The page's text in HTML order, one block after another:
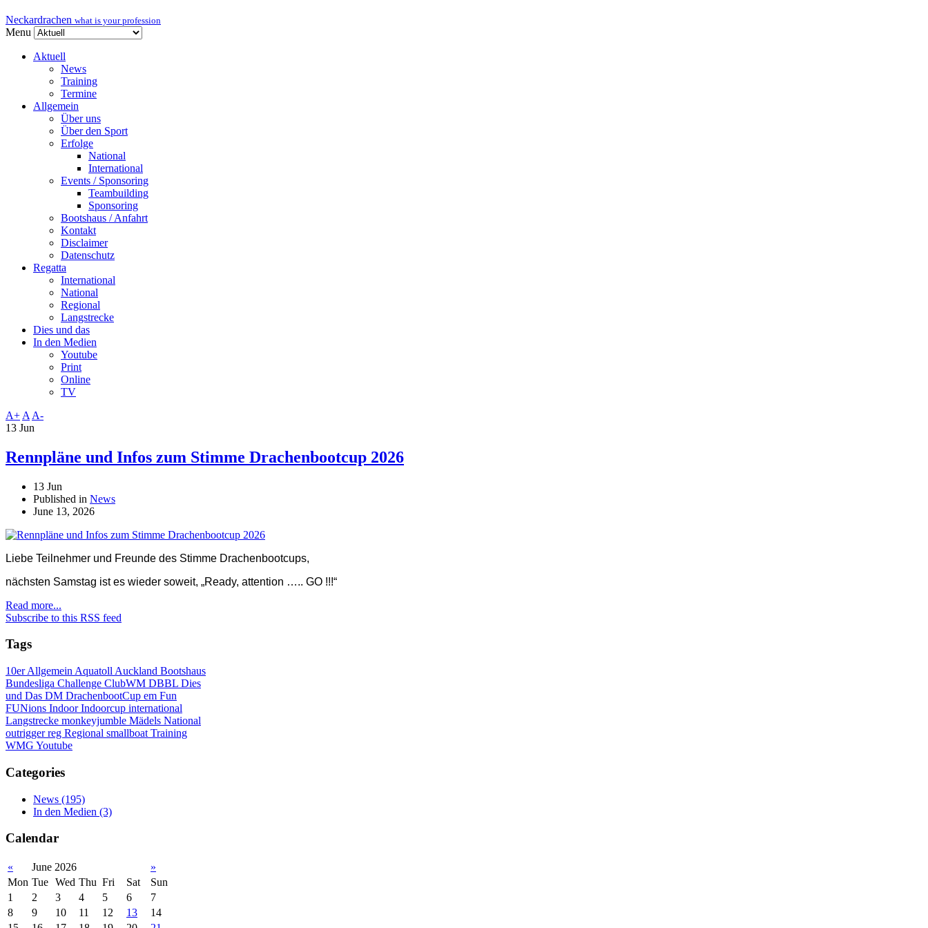
Neckardrachen what is your profession
Menu
Aktuell
News
Training
Termine
Allgemein
Über uns
Über den Sport
Erfolge
National
International
Events / Sponsoring
Teambuilding
Sponsoring
Bootshaus / Anfahrt
Kontakt
Disclaimer
Datenschutz
Regatta
International
National
Regional
Langstrecke
Dies und das
In den Medien
Youtube
Print
Online
TV
A+ A A-
13 Jun
Rennpläne und Infos zum Stimme Drachenbootcup 2026
13 Jun
Published in News
June 13, 2026
Liebe Teilnehmer und Freunde des Stimme Drachenbootcups,
nächsten Samstag ist es wieder soweit, „Ready, attention ….. GO !!!“
Read more...
Subscribe to this RSS feed
Tags
10erAllgemein Aquatoll Auckland Bootshaus
Bundesliga Challenge ClubWM DBBL Dies
und Das DM DrachenbootCup em Fun
FUNions IndoorIndoorcup international
Langstrecke monkeyjumble Mädels National
outriggerreg Regional smallboat Training
WMG Youtube
Categories
News (195)
In den Medien (3)
Calendar
« June 2026
»
Mon Tue Wed Thu Fri Sat
Sun
1
2 3 4 5 6
7
8
9 10 11 12 13
14